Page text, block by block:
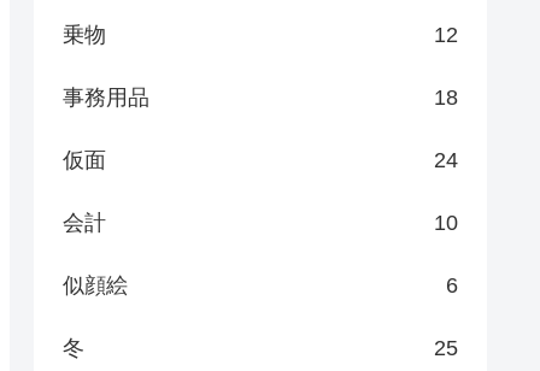
乗物 12
事務用品 18
仮面 24
会計 10
似顔絵 6
冬 25